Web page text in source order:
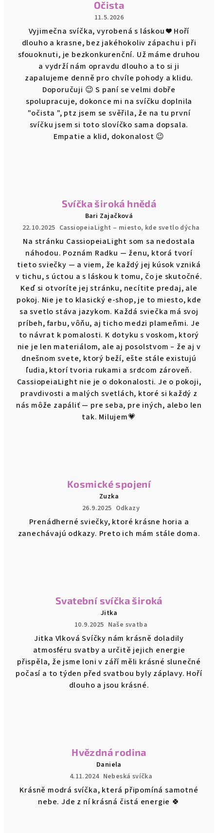
Očista
11.5.2026
Vyjimečna svíčka, vyrobená s láskou ❤️ Hoří
dlouho a krasne, bez jakéhokoliv zápachu i při
sfouoknuti, je bezkonkurenční. Už máme druhou
a vydrží nám opravdu dlouho a to si ji
zapalujeme denně pro chvíle pohody a klidu.
Doporučuji 😉 S paní se velmi dobře
spolupracuje, dokonce mi na svíčku doplnila
"očista ", ptz jsem se svěřila, že na tu první
svíčku jsem si toto slovíčko sama dopsala.
Empatie a klid, dokonalost 😉
Svíčka široká hnědá
Bari Zajačková
22.10.2025 CassiopeiaLight – miesto, kde svetlo dýcha
Na stránku CassiopeiaLight som sa nedostala
náhodou. Poznám Radku — ženu, ktorá tvorí
tieto sviečky — a viem, že každý jej kúsok vzniká
v tichu, s úctou a s láskou k tomu, čo je skutočné.
Keď si otvoríte jej stránku, necítite predaj, ale
pokoj. Nie je to klasický e-shop, je to miesto, kde
sa svetlo stáva jazykom. Každá sviečka má svoj
príbeh, farbu, vôňu, aj ticho medzi plameňmi. Je
to návrat k pomalosti. K dotyku s voskom, ktorý
nie je len materiálom, ale aj posolstvom – že aj v
dnešnom svete, ktorý beží, ešte stále existujú
ľudia, ktorí tvoria rukami a srdcom zároveň.
CassiopeiaLight nie je o dokonalosti. Je o pokoji,
pravdivosti a malých svetlách, ktoré si každý z
nás môže zapáliť — pre seba, pre iných, alebo len
tak. Milujem💗
Kosmické spojení
Zuzka
26.9.2025 Odkazy
Prenádherné sviečky, ktoré krásne horia a
zanechávajú odkazy. Preto ich mám stále doma.
Svatební svíčka široká
Jitka
10.9.2025 Naše svatba
Jitka Vlková Svíčky nám krásně doladily
atmosféru svatby a určitě jejich energie
přispěla, že jsme loni v září měli krásné slunečné
počasí a to týden před svatbou byly záplavy. Hoří
dlouho a jsou krásné.
Hvězdná rodina
Daniela
4.11.2024 Nebeská svíčka
Krásně modrá svíčka, která připomíná samotné
nebe. Jde z ní krásná čistá energie 🍀